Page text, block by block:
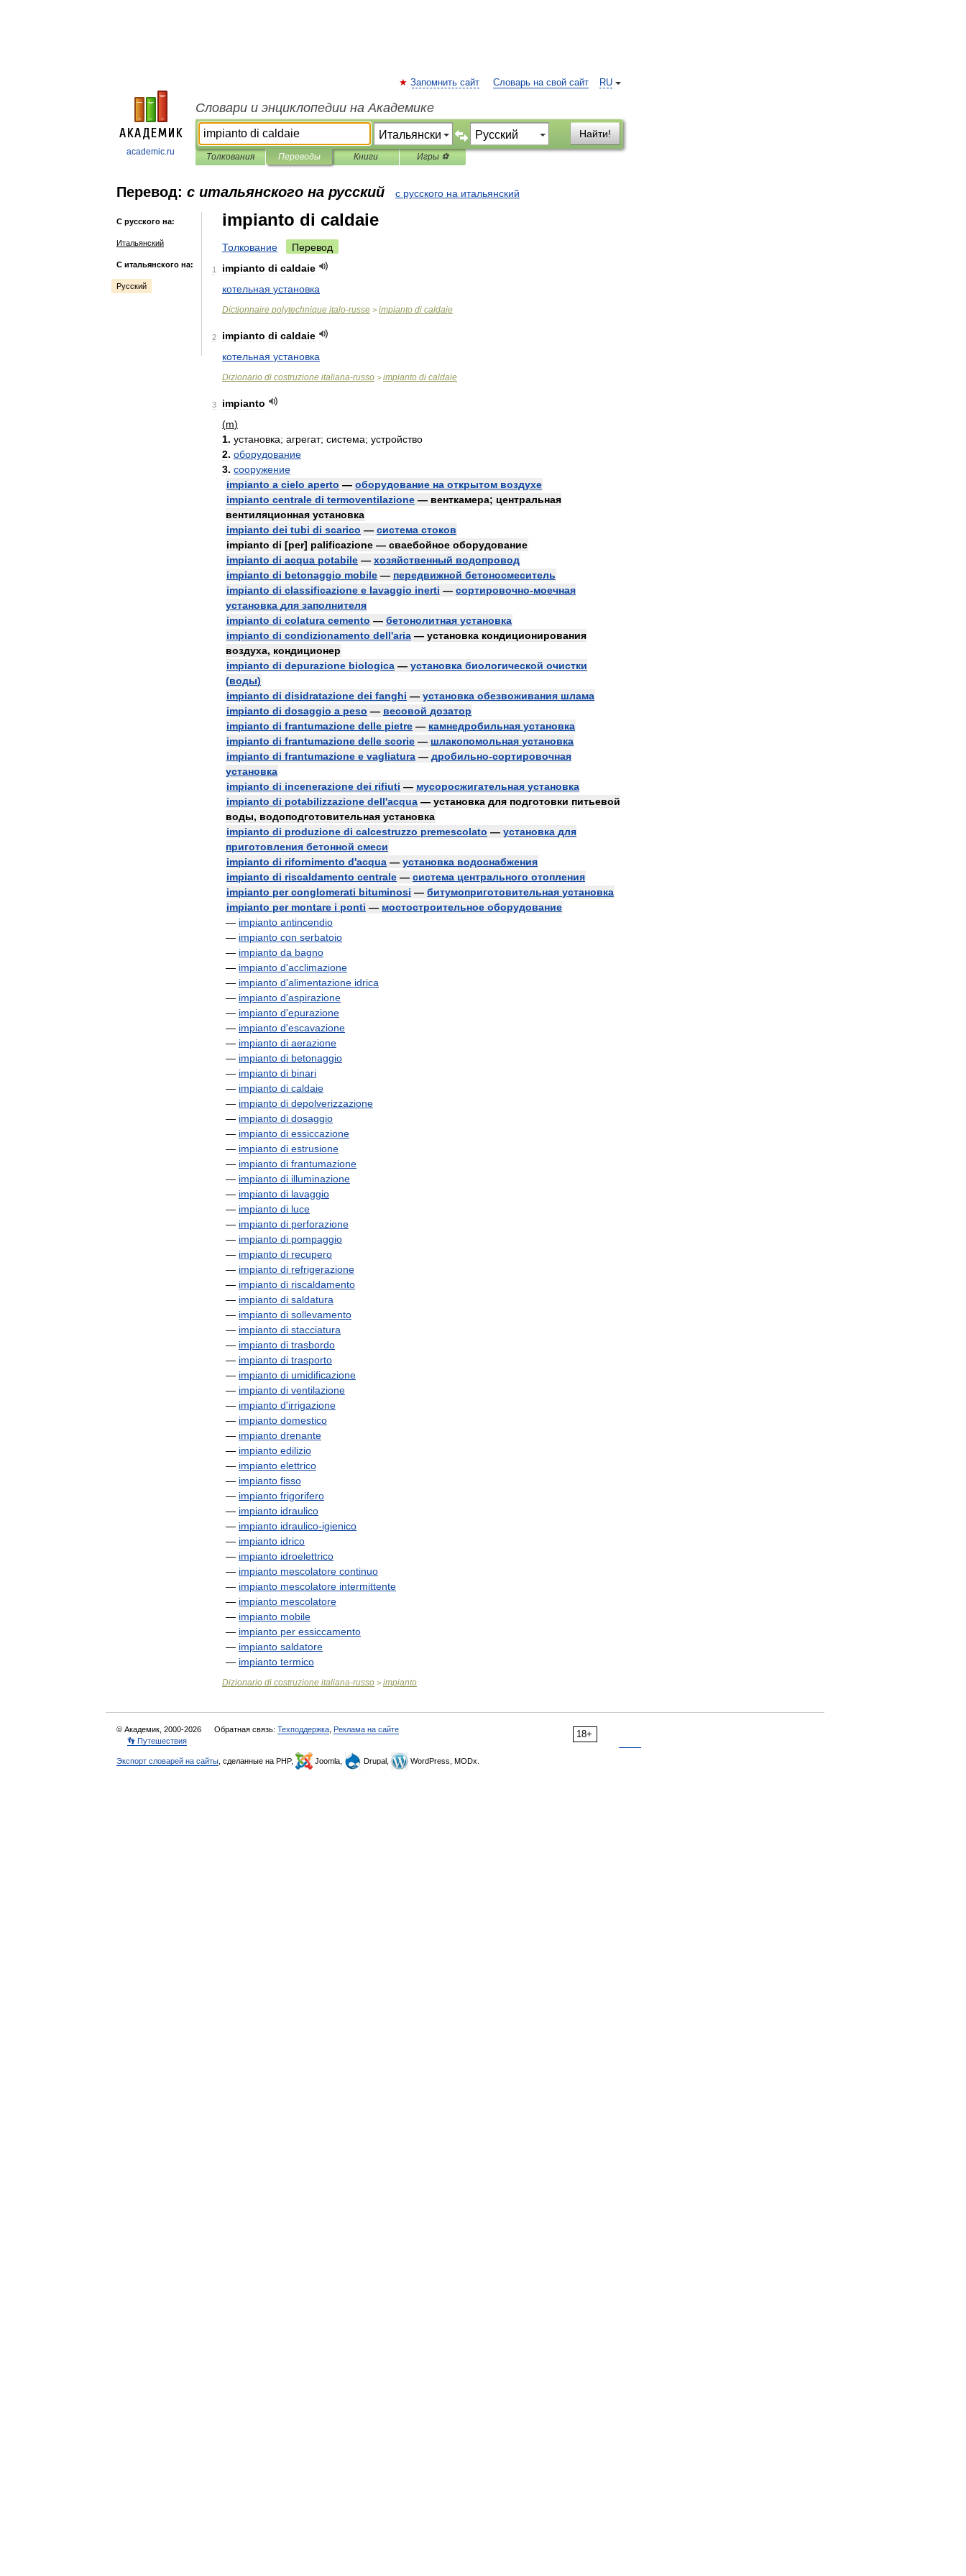
academic.ru
RU
Запомнить сайт Словарь на свой сайт
Словари и энциклопедии на Академике
Найти!
Толкования Переводы Книги Игры ⚽
Перевод: с итальянского на русский с русского на итальянский
С русского на:
Итальянский
С итальянского на:
Русский
impianto di caldaie
Толкование Перевод
1 impianto di caldaie
котельная установка
Dictionnaire polytechnique italo-russe > impianto di caldaie
2 impianto di caldaie
котельная установка
Dizionario di costruzione italiana-russo > impianto di caldaie
3
impianto
(m)
1. установка; агрегат; система; устройство
2. оборудование
3. сооружение
impianto a cielo aperto — оборудование на открытом воздухе
impianto centrale di termoventilazione — венткамера; центральная
вентиляционная установка
impianto dei tubi di scarico — система стоков
impianto di [per] palificazione — сваебойное оборудование
impianto di acqua potabile — хозяйственный водопровод
impianto di betonaggio mobile — передвижной бетоносмеситель
impianto di classificazione e lavaggio inerti — сортировочно-моечная
установка для заполнителя
impianto di colatura cemento — бетонолитная установка
impianto di condizionamento dell'aria — установка кондиционирования
воздуха, кондиционер
impianto di depurazione biologica — установка биологической очистки
(воды)
impianto di disidratazione dei fanghi — установка обезвоживания шлама
impianto di dosaggio a peso — весовой дозатор
impianto di frantumazione delle pietre — камнедробильная установка
impianto di frantumazione delle scorie — шлакопомольная установка
impianto di frantumazione e vagliatura — дробильно-сортировочная
установка
impianto di incenerazione dei rifiuti — мусоросжигательная установка
impianto di potabilizzazione dell'acqua — установка для подготовки питьевой
воды, водоподготовительная установка
impianto di produzione di calcestruzzo premescolato — установка для
приготовления бетонной смеси
impianto di rifornimento d'acqua — установка водоснабжения
impianto di riscaldamento centrale — система центрального отопления
impianto per conglomerati bituminosi — битумоприготовительная установка
impianto per montare i ponti — мостостроительное оборудование
— impianto antincendio
— impianto con serbatoio
— impianto da bagno
— impianto d'acclimazione
— impianto d'alimentazione idrica
— impianto d'aspirazione
— impianto d'epurazione
— impianto d'escavazione
— impianto di aerazione
— impianto di betonaggio
— impianto di binari
— impianto di caldaie
— impianto di depolverizzazione
— impianto di dosaggio
— impianto di essiccazione
— impianto di estrusione
— impianto di frantumazione
— impianto di illuminazione
— impianto di lavaggio
— impianto di luce
— impianto di perforazione
— impianto di pompaggio
— impianto di recupero
— impianto di refrigerazione
— impianto di riscaldamento
— impianto di saldatura
— impianto di sollevamento
— impianto di stacciatura
— impianto di trasbordo
— impianto di trasporto
— impianto di umidificazione
— impianto di ventilazione
— impianto d'irrigazione
— impianto domestico
— impianto drenante
— impianto edilizio
— impianto elettrico
— impianto fisso
— impianto frigorifero
— impianto idraulico
— impianto idraulico-igienico
— impianto idrico
— impianto idroelettrico
— impianto mescolatore continuo
— impianto mescolatore intermittente
— impianto mescolatore
— impianto mobile
— impianto per essiccamento
— impianto saldatore
— impianto termico
Dizionario di costruzione italiana-russo > impianto
18+
© Академик, 2000-2026 Обратная связь: Техподдержка Реклама на сайте
👣 Путешествия
Экспорт словарей на сайты , сделанные на PHP, Joomla, Drupal, WordPress, MODx.